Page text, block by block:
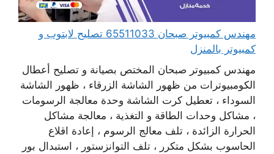
مهندس كمبيوتر صبحان 65511033 تصليح لابتوب و
كمبيوتر بالمنزل
مهندس كمبيوتر صبحان المختص بصيانة و تصليح أعطال
الكومبيوترات من ظهور الشاشة الزرقاء ، ظهور الشاشة
السوداء ، تعطيل كرت الشاشة وحدة معالجة الرسومات
، مشاكل وحدات الطاقة و التغذية ، معالجة مشاكل
الحرارة الزائدة ، تلف معالج الرسوم ، إعادة اقلاع
الحاسوب بشكل متكرر ، تلف التوانزستور ، استبدال بور